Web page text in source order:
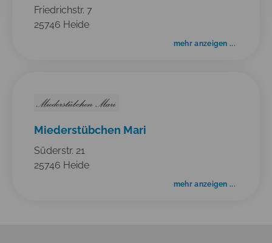
Friedrichstr. 7
25746 Heide
mehr anzeigen ...
Miederstübchen Mari
Süderstr. 21
25746 Heide
mehr anzeigen ...